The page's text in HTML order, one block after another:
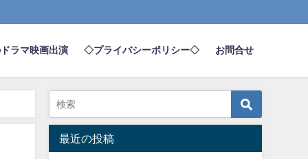
ラマ映画出演 ◇プライバシーポリシー◇ お問合せ
最近の投稿